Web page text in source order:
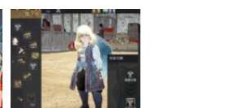
【黒い砂漠Part4681】